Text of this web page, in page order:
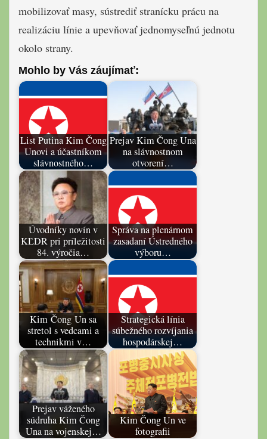
mobilizovať masy, sústrediť stranícku prácu na
realizáciu línie a upevňovať jednomyseľnú jednotu
okolo strany.
Mohlo by Vás záujímať:
List Putina Kim Čong
Unovi a účastníkom
slávnostného…
Prejav Kim Čong Una
na slávnostnom
otvorení…
Úvodníky novín v
KĽDR pri príležitosti
84. výročia…
Správa na plenárnom
zasadaní Ústredného
výboru…
Kim Čong Un sa
stretol s vedcami a
technikmi v…
Strategická línia
súbežného rozvíjania
hospodárskej…
Prejav váženého
súdruha Kim Čong
Una na vojenskej…
Kim Čong Un ve
fotografii